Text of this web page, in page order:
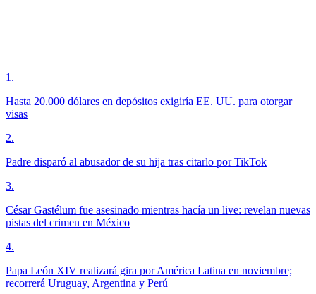
1 .
Hasta 20.000 dólares en depósitos exigiría EE. UU. para otorgar
visas
2.
Padre disparó al abusador de su hija tras citarlo por TikTok
3.
César Gastélum fue asesinado mientras hacía un live: revelan nuevas
pistas del crimen en México
4.
Papa León XIV realizará gira por América Latina en noviembre;
recorrerá Uruguay, Argentina y Perú